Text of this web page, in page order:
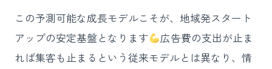
この予測可能な成長モデルこそが、地域発スタート
アップの安定基盤となります
広告費の支出が止ま
れば集客も止まるという従来モデルとは異なり、情